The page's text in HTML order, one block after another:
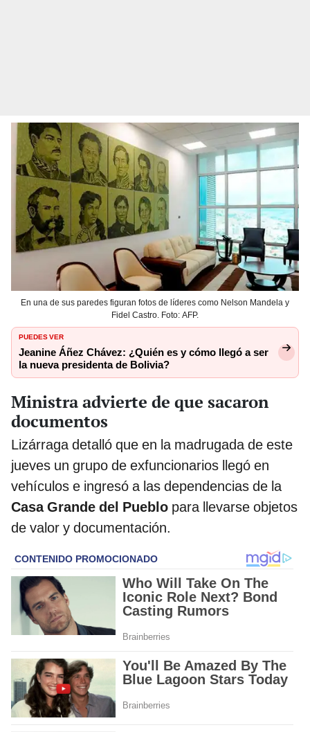
En una de sus paredes figuran fotos de líderes como Nelson Mandela y
Fidel Castro. Foto: AFP.
PUEDES VER
Jeanine Áñez Chávez: ¿Quién es y cómo llegó a ser
la nueva presidenta de Bolivia?
Ministra advierte de que sacaron
documentos
Lizárraga detalló que en la madrugada de este
jueves un grupo de exfuncionarios llegó en
vehículos e ingresó a las dependencias de la
Casa Grande del Pueblo para llevarse objetos
de valor y documentación.